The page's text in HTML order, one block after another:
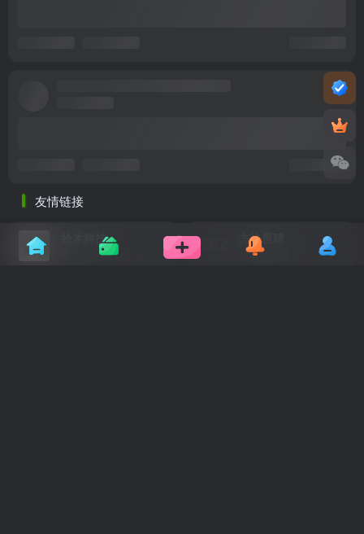
友情链接
拾木科技 方块星球
方块星球是一个专注于我的世界的中文论坛，提供丰富的资源分享、玩家交流和创意展示，包括地图、皮肤、数据包等内容，打造Minecraft玩家的专属社区乐园！